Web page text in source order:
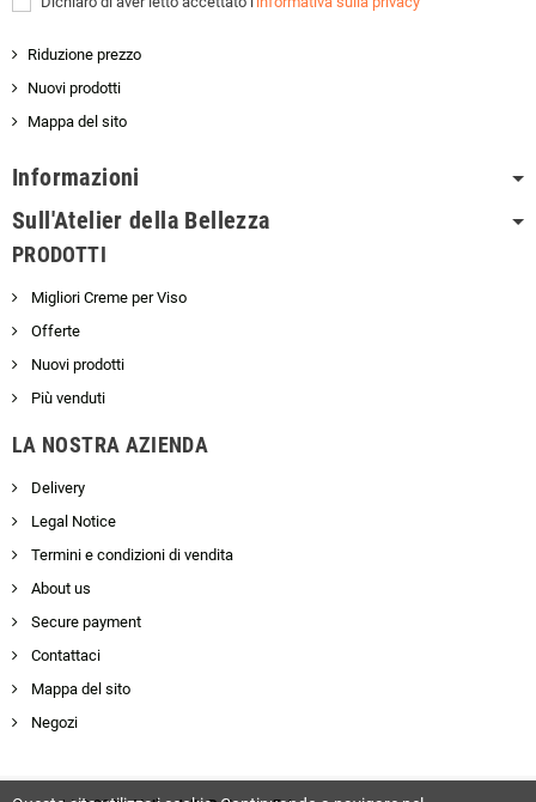
Riduzione prezzo
Nuovi prodotti
Mappa del sito
Informazioni
Sull'Atelier della Bellezza
PRODOTTI
Migliori Creme per Viso
Offerte
Nuovi prodotti
Più venduti
LA NOSTRA AZIENDA
Delivery
Legal Notice
Termini e condizioni di vendita
About us
Secure payment
Contattaci
Mappa del sito
Negozi